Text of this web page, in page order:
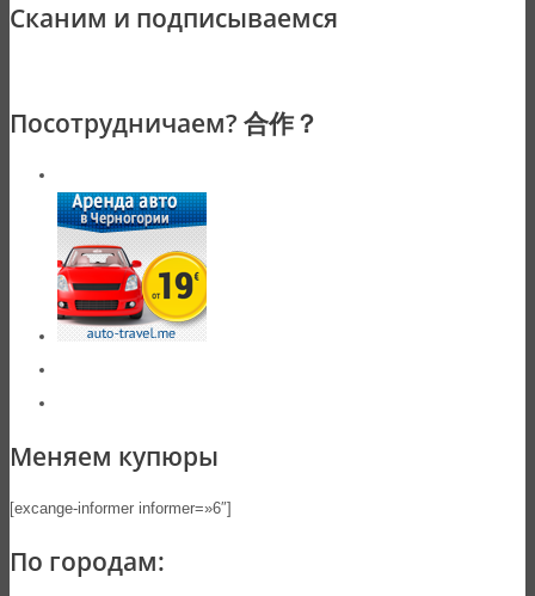
Сканим и подписываемся
Посотрудничаем? 合作？
Меняем купюры
[excange-informer informer=»6″]
По городам: